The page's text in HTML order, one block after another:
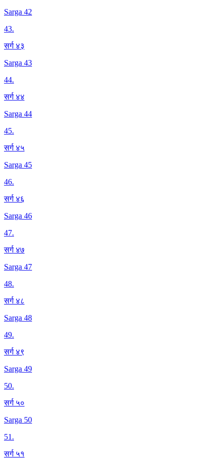
Sarga 42
43.
सर्ग ४३
Sarga 43
44.
सर्ग ४४
Sarga 44
45.
सर्ग ४५
Sarga 45
46.
सर्ग ४६
Sarga 46
47.
सर्ग ४७
Sarga 47
48.
सर्ग ४८
Sarga 48
49.
सर्ग ४९
Sarga 49
50.
सर्ग ५०
Sarga 50
51.
सर्ग ५१